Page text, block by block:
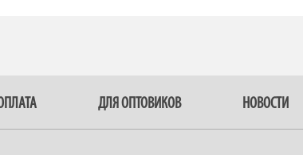
ДЛЯ ОПТОВИКОВ НОВОСТИ